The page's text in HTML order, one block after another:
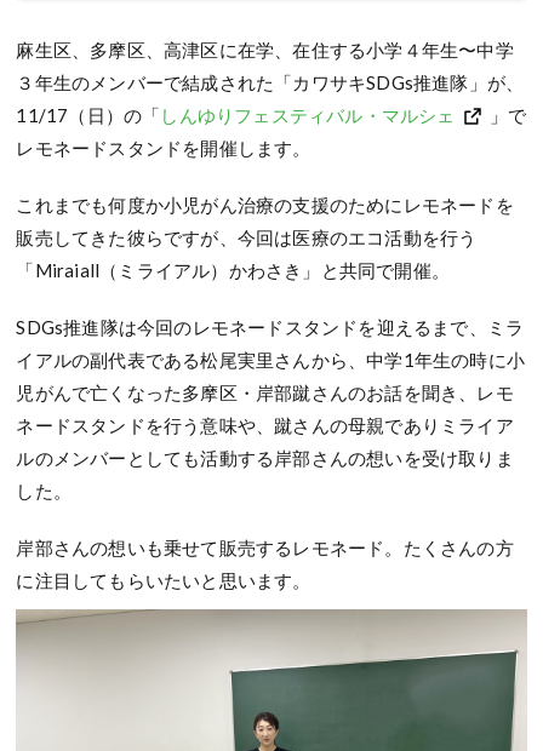
麻生区、多摩区、高津区に在学、在住する小学４年生〜中学
３年生のメンバーで結成された「カワサキSDGs推進隊」が、
11/17（日）の「 しんゆりフェスティバル・マルシェ
」で
レモネードスタンドを開催します。
これまでも何度か小児がん治療の支援のためにレモネードを
販売してきた彼らですが、今回は医療のエコ活動を行う
「Miraiall（ミライアル）かわさき」と共同で開催。
SDGs推進隊は今回のレモネードスタンドを迎えるまで、ミラ
イアルの副代表である松尾実里さんから、中学1年生の時に小
児がんで亡くなった多摩区・岸部蹴さんのお話を聞き、レモ
ネードスタンドを行う意味や、蹴さんの母親でありミライア
ルのメンバーとしても活動する岸部さんの想いを受け取りま
した。
岸部さんの想いも乗せて販売するレモネード。たくさんの方
に注目してもらいたいと思います。